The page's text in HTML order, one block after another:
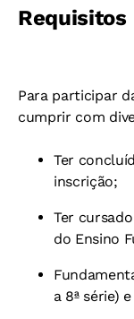
Requisitos
Para participar
cumprir com
Ter
inscrição;
Ter
do Ensino
a 8ª série)